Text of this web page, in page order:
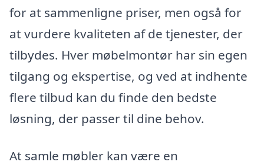
for at sammenligne priser, men også for
at vurdere kvaliteten af de tjenester, der
tilbydes. Hver møbelmontør har sin egen
tilgang og ekspertise, og ved at indhente
flere tilbud kan du finde den bedste
løsning, der passer til dine behov.
At samle møbler kan være en